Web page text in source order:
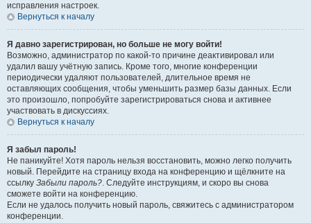
исправления настроек.
Вернуться к началу
Я давно зарегистрирован, но больше не могу войти!
Возможно, администратор по какой-то причине деактивировал или
удалил вашу учётную запись. Кроме того, многие конференции
периодически удаляют пользователей, длительное время не
оставляющих сообщения, чтобы уменьшить размер базы данных. Если
это произошло, попробуйте зарегистрироваться снова и активнее
участвовать в дискуссиях.
Вернуться к началу
Я забыл пароль!
Не паникуйте! Хотя пароль нельзя восстановить, можно легко получить
новый. Перейдите на страницу входа на конференцию и щёлкните на
ссылку Забыли пароль?. Следуйте инструкциям, и скоро вы снова
сможете войти на конференцию.
Если не удалось получить новый пароль, свяжитесь с администратором
конференции.